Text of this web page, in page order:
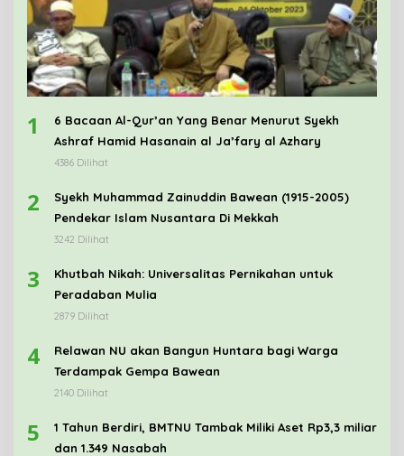
1
6 Bacaan Al-Qur’an Yang Benar Menurut Syekh
Ashraf Hamid Hasanain al Ja’fary al Azhary
4386 Dilihat
2
Syekh Muhammad Zainuddin Bawean (1915-2005)
Pendekar Islam Nusantara Di Mekkah
3242 Dilihat
3
Khutbah Nikah: Universalitas Pernikahan untuk
Peradaban Mulia
2879 Dilihat
4
Relawan NU akan Bangun Huntara bagi Warga
Terdampak Gempa Bawean
2140 Dilihat
5
1 Tahun Berdiri, BMTNU Tambak Miliki Aset Rp3,3 miliar
dan 1.349 Nasabah